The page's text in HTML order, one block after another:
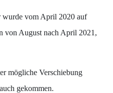
vom April 2020 auf
von August nach April 2021,
mögliche Verschiebung
gekommen.